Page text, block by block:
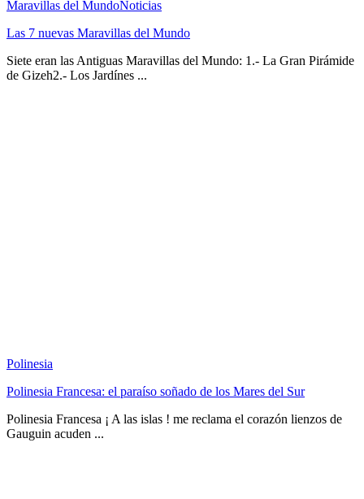
Maravillas del MundoNoticias
Las 7 nuevas Maravillas del Mundo
Siete eran las Antiguas Maravillas del Mundo: 1.- La Gran Pirámide
de Gizeh2.- Los Jardínes ...
Polinesia
Polinesia Francesa: el paraíso soñado de los Mares del Sur
Polinesia Francesa ¡ A las islas ! me reclama el corazón lienzos de
Gauguin acuden ...